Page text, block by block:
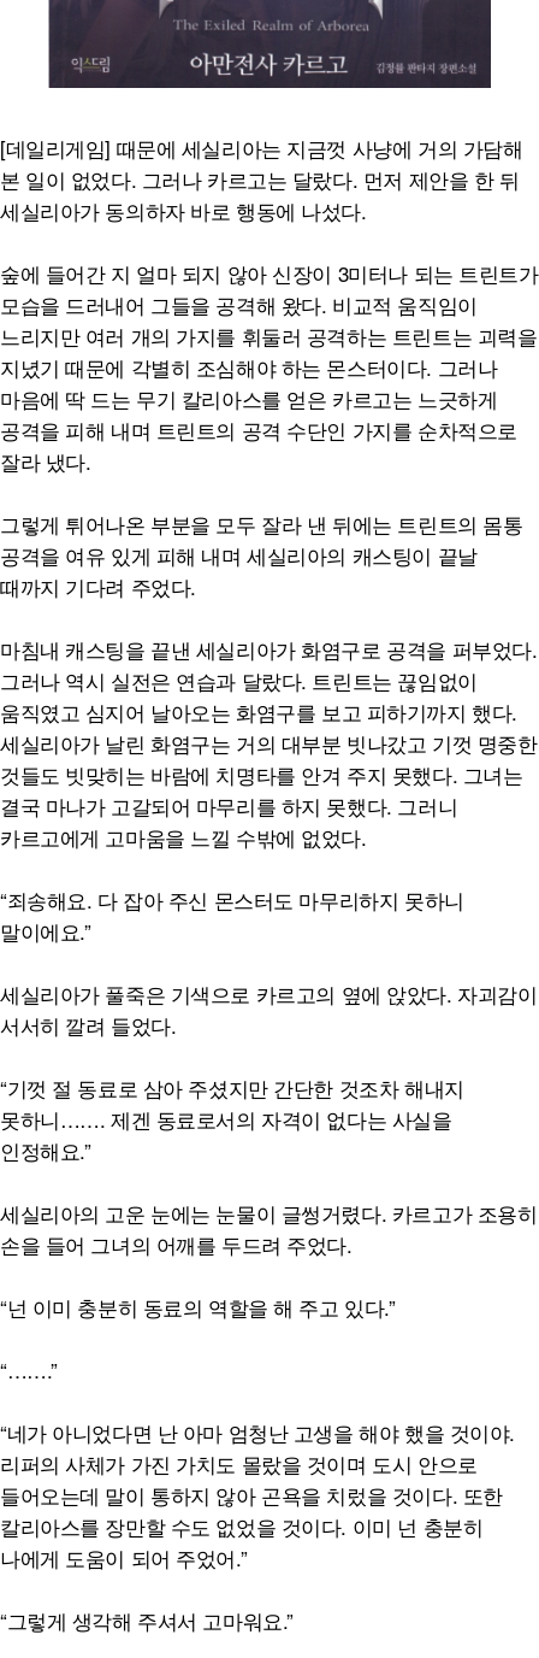
[데일리게임] 때문에 세실리아는 지금껏 사냥에 거의 가담해
본 일이 없었다. 그러나 카르고는 달랐다. 먼저 제안을 한 뒤
세실리아가 동의하자 바로 행동에 나섰다.
숲에 들어간 지 얼마 되지 않아 신장이 3미터나 되는 트린트가
모습을 드러내어 그들을 공격해 왔다. 비교적 움직임이
느리지만 여러 개의 가지를 휘둘러 공격하는 트린트는 괴력을
지녔기 때문에 각별히 조심해야 하는 몬스터이다. 그러나
마음에 딱 드는 무기 칼리아스를 얻은 카르고는 느긋하게
공격을 피해 내며 트린트의 공격 수단인 가지를 순차적으로
잘라 냈다.
그렇게 튀어나온 부분을 모두 잘라 낸 뒤에는 트린트의 몸통
공격을 여유 있게 피해 내며 세실리아의 캐스팅이 끝날
때까지 기다려 주었다.
마침내 캐스팅을 끝낸 세실리아가 화염구로 공격을 퍼부었다.
그러나 역시 실전은 연습과 달랐다. 트린트는 끊임없이
움직였고 심지어 날아오는 화염구를 보고 피하기까지 했다.
세실리아가 날린 화염구는 거의 대부분 빗나갔고 기껏 명중한
것들도 빗맞히는 바람에 치명타를 안겨 주지 못했다. 그녀는
결국 마나가 고갈되어 마무리를 하지 못했다. 그러니
카르고에게 고마움을 느낄 수밖에 없었다.
“죄송해요. 다 잡아 주신 몬스터도 마무리하지 못하니
말이에요.”
세실리아가 풀죽은 기색으로 카르고의 옆에 앉았다. 자괴감이
서서히 깔려 들었다.
“기껏 절 동료로 삼아 주셨지만 간단한 것조차 해내지
못하니……. 제겐 동료로서의 자격이 없다는 사실을
인정해요.”
세실리아의 고운 눈에는 눈물이 글썽거렸다. 카르고가 조용히
손을 들어 그녀의 어깨를 두드려 주었다.
“넌 이미 충분히 동료의 역할을 해 주고 있다.”
“…….”
“네가 아니었다면 난 아마 엄청난 고생을 해야 했을 것이야.
리퍼의 사체가 가진 가치도 몰랐을 것이며 도시 안으로
들어오는데 말이 통하지 않아 곤욕을 치렀을 것이다. 또한
칼리아스를 장만할 수도 없었을 것이다. 이미 넌 충분히
나에게 도움이 되어 주었어.”
“그렇게 생각해 주셔서 고마워요.”